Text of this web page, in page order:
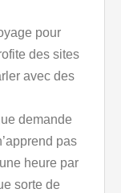
pour
des sites
avec des
demande
pas
heure par
sorte de